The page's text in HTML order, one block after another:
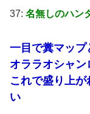
37: 名無しのハン
一目で糞マッ
オララオシャン
これで盛り上
い